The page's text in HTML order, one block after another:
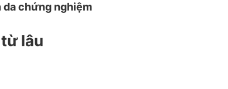
chứng nghiệm
lâu